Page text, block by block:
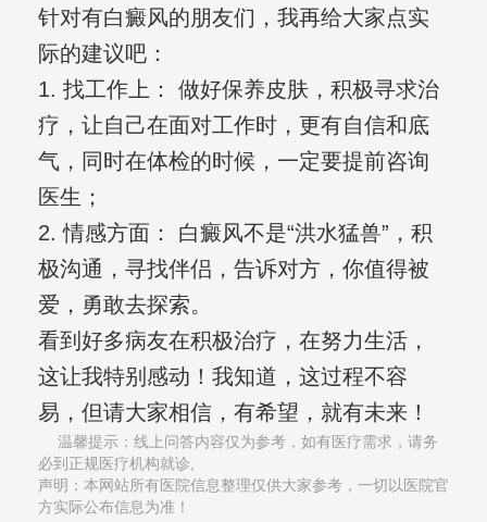
针对有白癜风的朋友们，我再给大家点实
际的建议吧：
1. 找工作上： 做好保养皮肤，积极寻求治
疗，让自己在面对工作时，更有自信和底
气，同时在体检的时候，一定要提前咨询
医生；
2. 情感方面： 白癜风不是“洪水猛兽”，积
极沟通，寻找伴侣，告诉对方，你值得被
爱，勇敢去探索。
看到好多病友在积极治疗，在努力生活，
这让我特别感动！我知道，这过程不容
易，但请大家相信，有希望，就有未来！
温馨提示：线上问答内容仅为参考，如有医疗需求，请务
必到正规医疗机构就诊,
声明：本网站所有医院信息整理仅供大家参考，一切以医院官
方实际公布信息为准！